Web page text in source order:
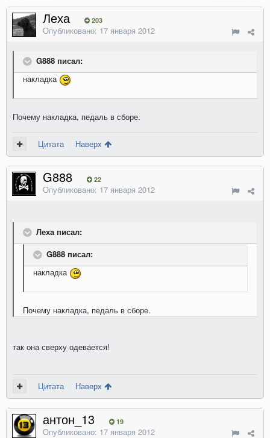
Леха 203
Опубликовано: 17 января 2012
G888 писал:
накладка
Почему накладка, педаль в сборе.
Цитата Наверх
G888 22
Опубликовано: 17 января 2012
Леха писал:
G888 писал:
накладка
Почему накладка, педаль в сборе.
так она сверху одевается!
Цитата Наверх
антон_13 19
Опубликовано: 17 января 2012